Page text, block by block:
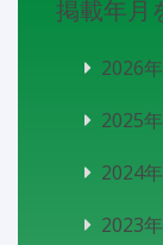
掲載年月
2026年
2025年
2024年
2023年